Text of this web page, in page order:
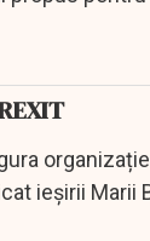
ieșirii Marii